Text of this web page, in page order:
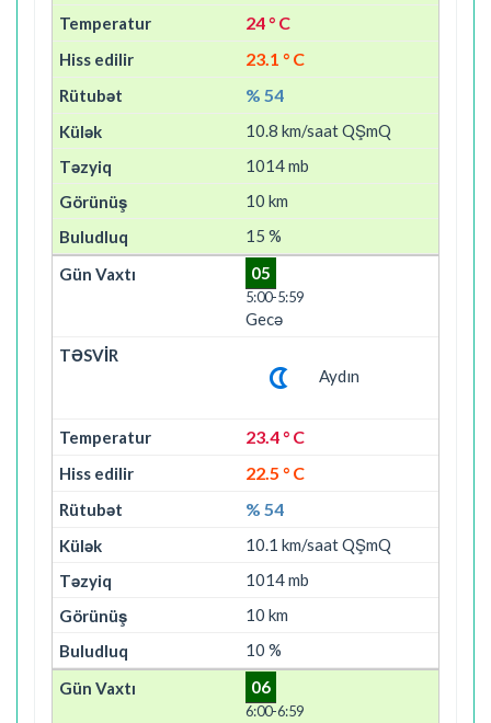
24 ° C
23.1 ° C
% 54
10.8 km/saat QŞmQ
1014 mb
10 km
15 %
05
5:00-5:59
Gecə
Aydın
23.4 ° C
22.5 ° C
% 54
10.1 km/saat QŞmQ
1014 mb
10 km
10 %
06
6:00-6:59